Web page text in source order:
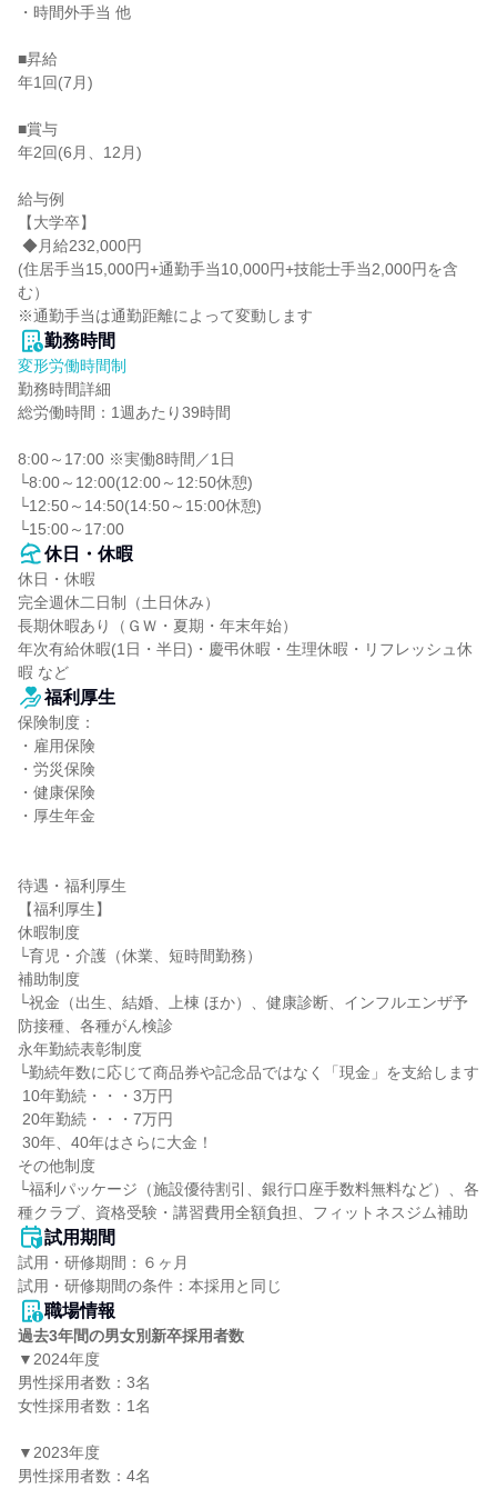
・時間外手当 他
■昇給
年1回(7月)
■賞与
年2回(6月、12月)
給与例
【大学卒】
(住居手当15,000円+通勤手当10,000円+技能士手当2,000円を含
む）
※通勤手当は通勤距離によって変動します
勤務時間
変形労働時間制
勤務時間詳細
総労働時間：1週あたり39時間
8:00～17:00 ※実働8時間／1日
└8:00～12:00(12:00～12:50休憩)
└12:50～14:50(14:50～15:00休憩)
└15:00～17:00
休日・休暇
休日・休暇
完全週休二日制（土日休み）
長期休暇あり（ＧＷ・夏期・年末年始）
年次有給休暇(1日・半日)・慶弔休暇・生理休暇・リフレッシュ休
暇 など
福利厚生
保険制度：
・雇用保険
・労災保険
・健康保険
・厚生年金
待遇・福利厚生
【福利厚生】
休暇制度
└育児・介護（休業、短時間勤務）
補助制度
└祝金（出生、結婚、上棟 ほか）、健康診断、インフルエンザ予
防接種、各種がん検診
永年勤続表彰制度
└勤続年数に応じて商品券や記念品ではなく「現金」を支給します
その他制度
└福利パッケージ（施設優待割引、銀行口座手数料無料など）、各
種クラブ、資格受験・講習費用全額負担、フィットネスジム補助
試用期間
試用・研修期間：６ヶ月
職場情報
過去3年間の男女別新卒採用者数
▼2024年度
男性採用者数：3名
女性採用者数：1名
▼2023年度
男性採用者数：4名